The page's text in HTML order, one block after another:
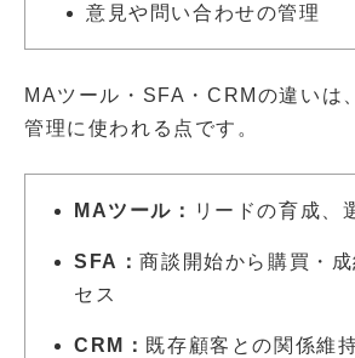
意見や問い合わせの管理
MAツール・SFA・CRMの違いは
管理に使われる点です。
MAツール： リードの育成、
SFA：商談開始から購買・
セス
CRM： 既存顧客との関係維